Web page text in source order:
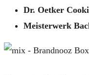
Dr. Oetker
Meisterwerk